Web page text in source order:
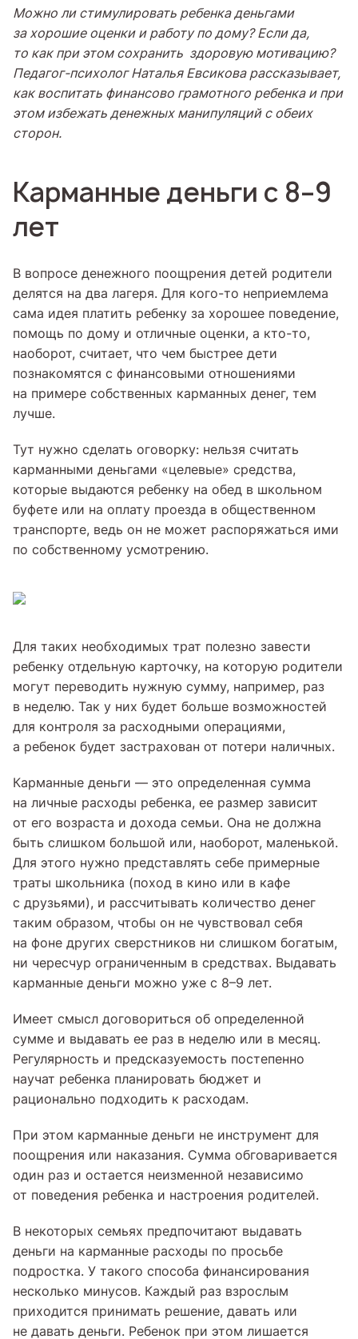
Можно ли стимулировать ребенка деньгами
за хорошие оценки и работу по дому? Если да,
то как при этом сохранить здоровую мотивацию?
Педагог-психолог Наталья Евсикова рассказывает,
как воспитать финансово грамотного ребенка и при
этом избежать денежных манипуляций с обеих
сторон.
Карманные деньги с 8–9
лет
В вопросе денежного поощрения детей родители
делятся на два лагеря. Для кого-то неприемлема
сама идея платить ребенку за хорошее поведение,
помощь по дому и отличные оценки, а кто-то,
наоборот, считает, что чем быстрее дети
познакомятся с финансовыми отношениями
на примере собственных карманных денег, тем
лучше.
Тут нужно сделать оговорку: нельзя считать
карманными деньгами «целевые» средства,
которые выдаются ребенку на обед в школьном
буфете или на оплату проезда в общественном
транспорте, ведь он не может распоряжаться ими
по собственному усмотрению.
Для таких необходимых трат полезно завести
ребенку отдельную карточку, на которую родители
могут переводить нужную сумму, например, раз
в неделю. Так у них будет больше возможностей
для контроля за расходными операциями,
а ребенок будет застрахован от потери наличных.
Карманные деньги — это определенная сумма
на личные расходы ребенка, ее размер зависит
от его возраста и дохода семьи. Она не должна
быть слишком большой или, наоборот, маленькой.
Для этого нужно представлять себе примерные
траты школьника (поход в кино или в кафе
с друзьями), и рассчитывать количество денег
таким образом, чтобы он не чувствовал себя
на фоне других сверстников ни слишком богатым,
ни чересчур ограниченным в средствах. Выдавать
карманные деньги можно уже с 8–9 лет.
Имеет смысл договориться об определенной
сумме и выдавать ее раз в неделю или в месяц.
Регулярность и предсказуемость постепенно
научат ребенка планировать бюджет и
рационально подходить к расходам.
При этом карманные деньги не инструмент для
поощрения или наказания. Сумма обговаривается
один раз и остается неизменной независимо
от поведения ребенка и настроения родителей.
В некоторых семьях предпочитают выдавать
деньги на карманные расходы по просьбе
подростка. У такого способа финансирования
несколько минусов. Каждый раз взрослым
приходится принимать решение, давать или
не давать деньги. Ребенок при этом лишается